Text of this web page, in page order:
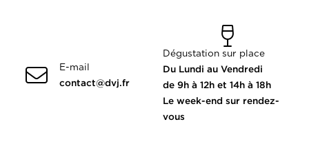
E-mail
contact@dvj.fr
Dégustation sur place
Du Lundi au Vendredi
de 9h à 12h et 14h à 18h
Le week-end sur rendez-
vous